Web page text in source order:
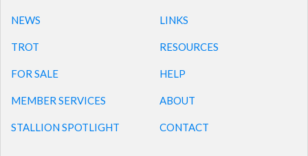
NEWS
TROT
FOR SALE
MEMBER SERVICES
STALLION SPOTLIGHT
LINKS
RESOURCES
HELP
ABOUT
CONTACT